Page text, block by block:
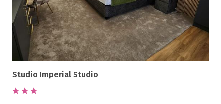
Studio Imperial Studio